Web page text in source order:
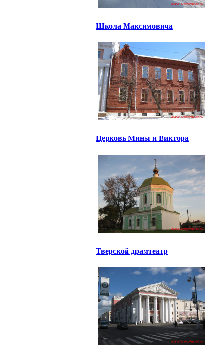
Школа Максимовича
Церковь Мины и Виктора
Тверской драмтеатр